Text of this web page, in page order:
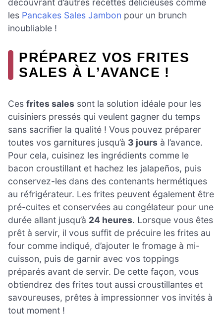
les Pancakes Sales Jambon pour un brunch
inoubliable !
PRÉPAREZ VOS FRITES
SALES À L’AVANCE !
Ces frites sales sont la solution idéale pour les
cuisiniers pressés qui veulent gagner du temps
sans sacrifier la qualité ! Vous pouvez préparer
toutes vos garnitures jusqu’à 3 jours à l’avance.
Pour cela, cuisinez les ingrédients comme le
bacon croustillant et hachez les jalapeños, puis
conservez-les dans des contenants hermétiques
au réfrigérateur. Les frites peuvent également être
pré-cuites et conservées au congélateur pour une
durée allant jusqu’à 24 heures. Lorsque vous êtes
prêt à servir, il vous suffit de précuire les frites au
four comme indiqué, d’ajouter le fromage à mi-
cuisson, puis de garnir avec vos toppings
préparés avant de servir. De cette façon, vous
obtiendrez des frites tout aussi croustillantes et
savoureuses, prêtes à impressionner vos invités à
tout moment !